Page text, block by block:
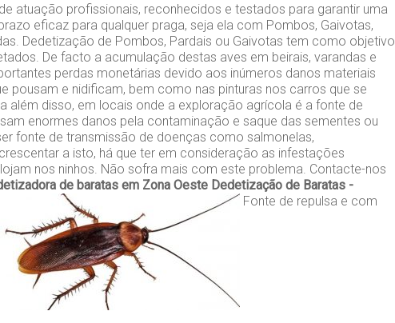
atuação profissionais, reconhecidos e testados para garantir uma
eficaz para qualquer praga, seja ela com Pombos, Gaivotas,
Dedetização de Pombos, Pardais ou Gaivotas tem como objetivo
De facto a acumulação destas aves em beirais, varandas e
perdas monetárias devido aos inúmeros danos materiais
pousam e nidificam, bem como nas pinturas nos carros que se
além disso, em locais onde a exploração agrícola é a fonte de
enormes danos pela contaminação e saque das sementes ou
fonte de transmissão de doenças como salmonelas,
a isto, há que ter em consideração as infestações
nos ninhos. Não sofra mais com este problema. Contacte-nos
de baratas em Zona Oeste Dedetização de Baratas -
Fonte de repulsa e com